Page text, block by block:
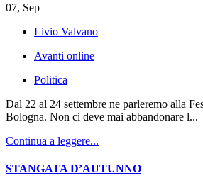
07, Sep
Livio Valvano
Avanti online
Politica
Dal 22 al 24 settembre ne parleremo alla
Bologna. Non ci deve mai abbandonare l...
Continua a leggere...
STANGATA D’AUTUNNO